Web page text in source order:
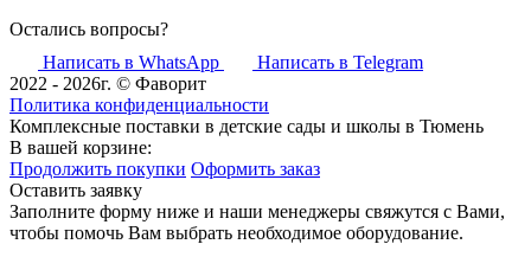
Остались вопросы?
Написать в WhatsApp
Написать в Telegram
2022 - 2026г. © Фаворит
Политика конфиденциальности
Комплексные поставки в детские сады и школы в Тюмень
В вашей корзине:
Продолжить покупки Оформить заказ
Оставить заявку
Заполните форму ниже и наши менеджеры свяжутся с Вами,
чтобы помочь Вам выбрать необходимое оборудование.